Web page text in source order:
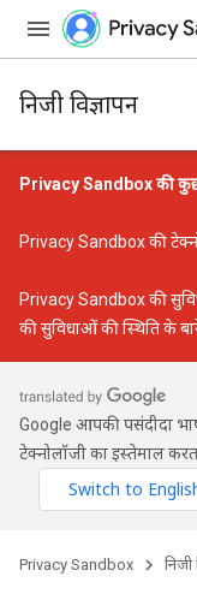
निजी विज्ञापन
Privacy Sandbox की कुछ
Privacy Sandbox की
Privacy Sandbox की
की सुविधाओं की स्थिति के
Google आपकी पसंदीदा
टेक्नोलॉजी का इस्तेमाल
Privacy Sandbox निजी